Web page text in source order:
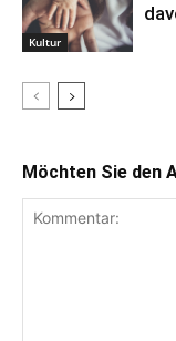
Kultur
Möchten Sie den